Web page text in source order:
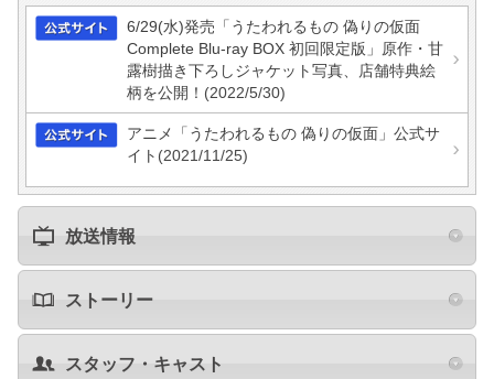
6/29(水)発売「うたわれるもの 偽りの仮面
Complete Blu-ray BOX 初回限定版」原作・甘
露樹描き下ろしジャケット写真、店舗特典絵
柄を公開！ (2022/5/30)
アニメ「うたわれるもの 偽りの仮面」公式サ
イト (2021/11/25)
放送情報
ストーリー
スタッフ・キャスト